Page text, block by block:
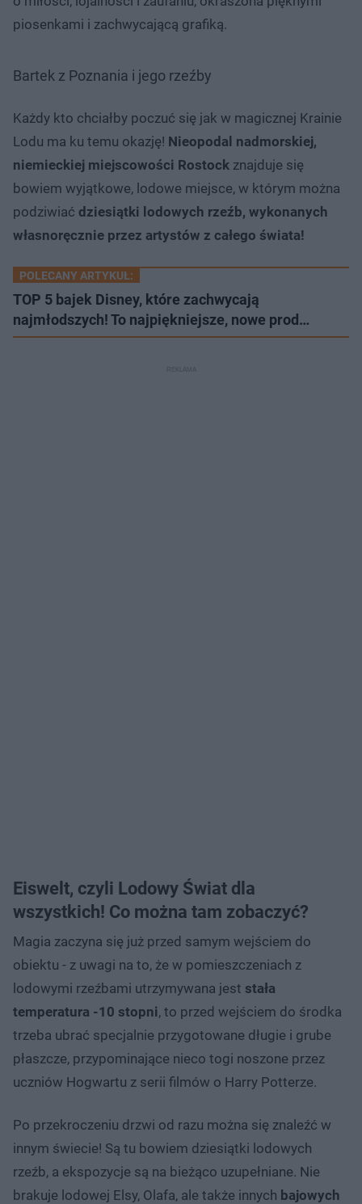
piosenkami i zachwycającą grafiką.
Bartek z Poznania i jego rzeźby
Każdy kto chciałby poczuć się jak w magicznej Krainie
Lodu ma ku temu okazję! Nieopodal nadmorskiej,
niemieckiej miejscowości Rostock znajduje się
bowiem wyjątkowe, lodowe miejsce, w którym można
podziwiać dziesiątki lodowych rzeźb, wykonanych
własnoręcznie przez artystów z całego świata!
POLECANY ARTYKUŁ:
TOP 5 bajek Disney, które zachwycają
najmłodszych! To najpiękniejsze, nowe prod…
Eiswelt, czyli Lodowy Świat dla
wszystkich! Co można tam zobaczyć?
Magia zaczyna się już przed samym wejściem do
obiektu - z uwagi na to, że w pomieszczeniach z
lodowymi rzeźbami utrzymywana jest stała
temperatura -10 stopni, to przed wejściem do środka
trzeba ubrać specjalnie przygotowane długie i grube
płaszcze, przypominające nieco togi noszone przez
uczniów Hogwartu z serii filmów o Harry Potterze.
Po przekroczeniu drzwi od razu można się znaleźć w
innym świecie! Są tu bowiem dziesiątki lodowych
rzeźb, a ekspozycje są na bieżąco uzupełniane. Nie
brakuje lodowej Elsy, Olafa, ale także innych bajowych